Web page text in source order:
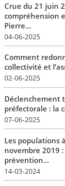
Crue du 21 juin
compréhension
Pierre...
04-06-2025
Comment
collectivité et
02-06-2025
Déclenchement
préfectorale : la
07-06-2025
Les populations
novembre 2019
prévention...
14-03-2024